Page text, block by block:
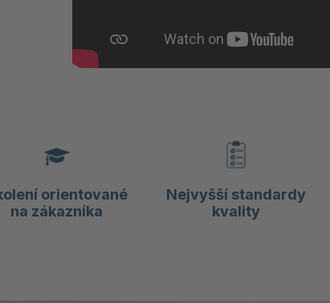
orientované
na zákazníka
Nejvyšší standardy
kvality